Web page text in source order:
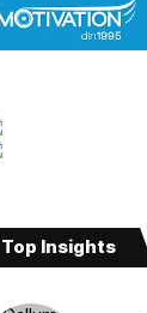
Top Insights